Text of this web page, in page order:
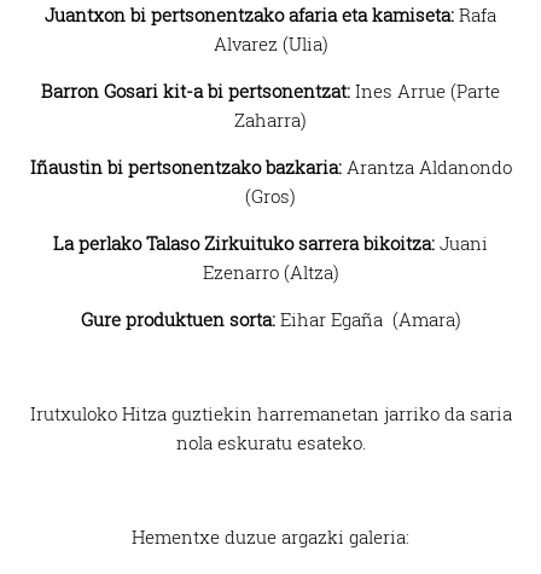
Juantxon bi pertsonentzako afaria eta kamiseta: Rafa
Alvarez (Ulia)
Barron Gosari kit-a bi pertsonentzat: Ines Arrue (Parte
Zaharra)
Iñaustin bi pertsonentzako bazkaria: Arantza Aldanondo
(Gros)
La perlako Talaso Zirkuituko sarrera bikoitza: Juani
Ezenarro (Altza)
Gure produktuen sorta:Eihar Egaña (Amara)
Irutxuloko Hitza guztiekin harremanetan jarriko da saria
nola eskuratu esateko.
Hementxe duzue argazki galeria: